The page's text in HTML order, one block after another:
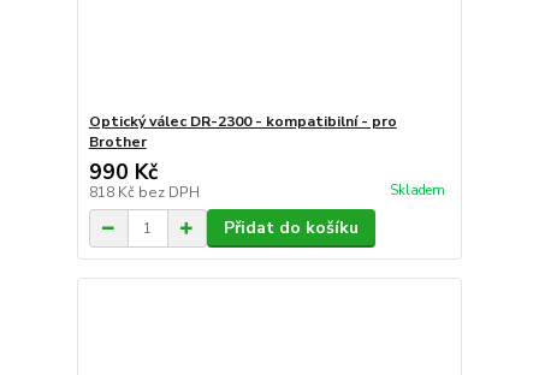
Optický válec DR-2300 - kompatibilní - pro
Brother
990 Kč
818 Kč bez DPH Skladem
Přidat do košíku